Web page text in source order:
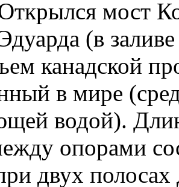
мост
(в
канадской
в мире
водой).
опорами
двух полосах